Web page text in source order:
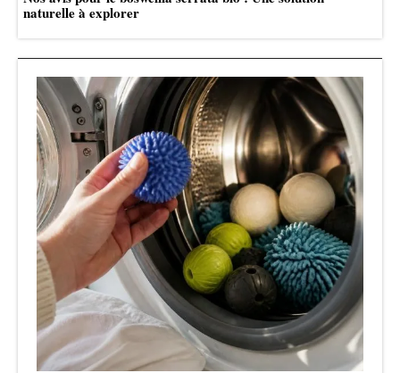
naturelle à explorer